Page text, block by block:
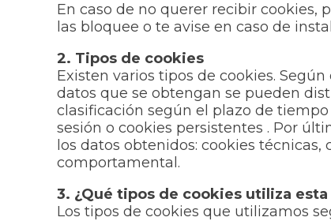
En caso de no querer recibir cookies,
las bloquee o te avise en caso de
2. Tipos de cookies
Existen varios tipos de cookies.
datos que se obtengan se pueden
clasificación según el plazo de
sesión o cookies persistentes . Por
los datos obtenidos: cookies
comportamental.
3. ¿Qué tipos de cookies utiliza
Los tipos de cookies que utilizamos